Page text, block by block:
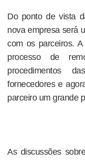
Do ponto de vista
nova empresa será
com os parceiros.
processo de
procedimentos
fornecedores e
parceiro um grande
As discussões